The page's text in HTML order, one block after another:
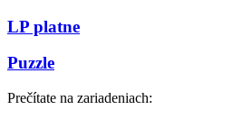
LP platne
Puzzle
Prečítate na zariadeniach: